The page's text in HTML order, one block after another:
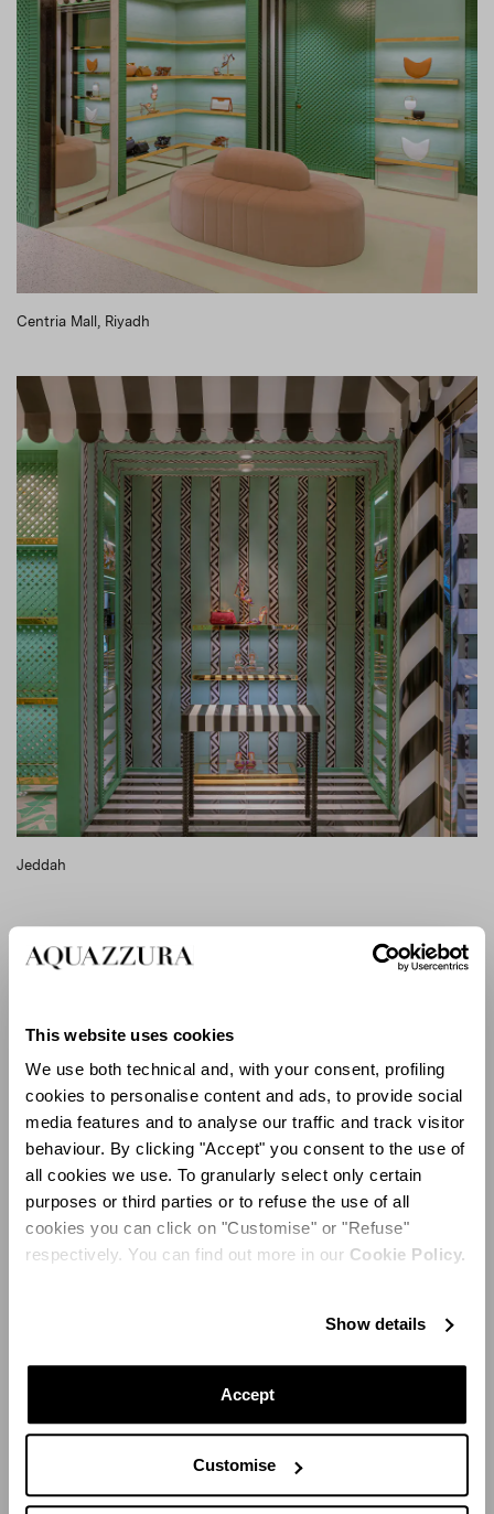
This website uses cookies
We use both technical and, with your consent, profiling
cookies to personalise content and ads, to provide social
media features and to analyse our traffic and track visitor
behaviour. By clicking "Accept" you consent to the use of
all cookies we use. To granularly select only certain
purposes or third parties or to refuse the use of all
cookies you can click on "Customise" or "Refuse"
respectively. You can find out more in our Cookie Policy.
Show details
Accept
Customise
Centria Mall, Riyadh
Jeddah
Le design de toutes les boutiques a été développé en
collaboration avec le renommé Studio Casa do
: le prestigieux Salhia Mall, destination phare du
shopping de luxe à Koweït City ; le tout nouveau
Marassi Mall en bord de mer à Bahreïn ; le Centriya Mall
à Riyad ; et le Al Khayyat Mall à Djeddah.